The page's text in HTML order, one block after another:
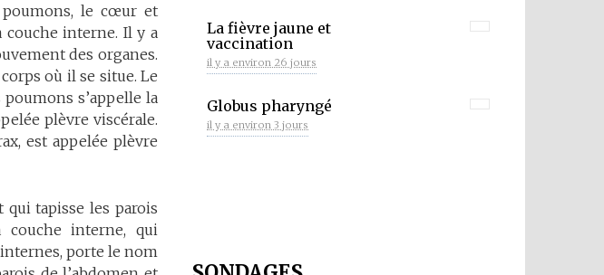
le cœur et
couche interne. Il y a
des organes.
où il se situe. Le
s’appelle la
plèvre viscérale.
est appelée plèvre
tapisse les parois
couche interne, qui
porte le nom
La fièvre jaune et
vaccination
il y a environ 26 jours
Globus pharyngé
il y a environ 3 jours